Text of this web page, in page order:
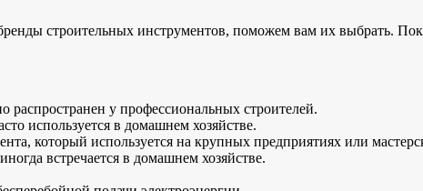
строительных инструментов, поможем вам их выбрать.
распространен у профессиональных строителей.
используется в домашнем хозяйстве.
который используется на крупных предприятиях или
встречается в домашнем хозяйстве.